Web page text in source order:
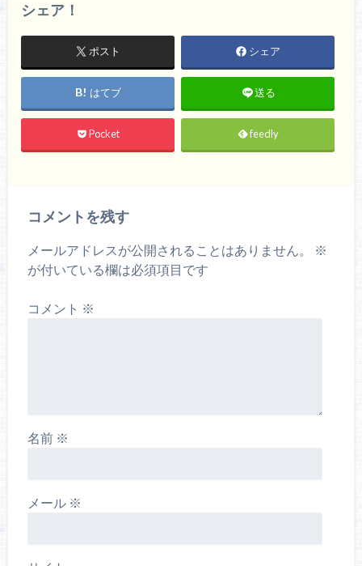
シェア！
ポスト シェア
はてブ 送る
Pocket feedly
コメントを残す
メールアドレスが公開されることはありません。
※
が付いている欄は必須項目です
コメント ※
名前 ※
メール ※